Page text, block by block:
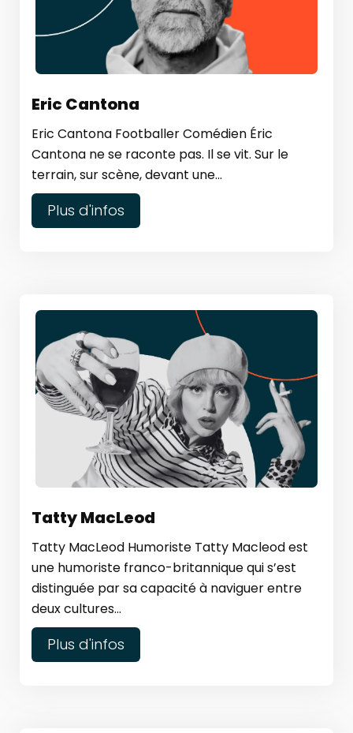
Eric Cantona
Eric Cantona Footballer Comédien Éric
Cantona ne se raconte pas. Il se vit. Sur le
terrain, sur scène, devant une...
Plus d'infos
Tatty MacLeod
Tatty MacLeod Humoriste Tatty Macleod est
une humoriste franco-britannique qui s’est
distinguée par sa capacité à naviguer entre
deux cultures...
Plus d'infos